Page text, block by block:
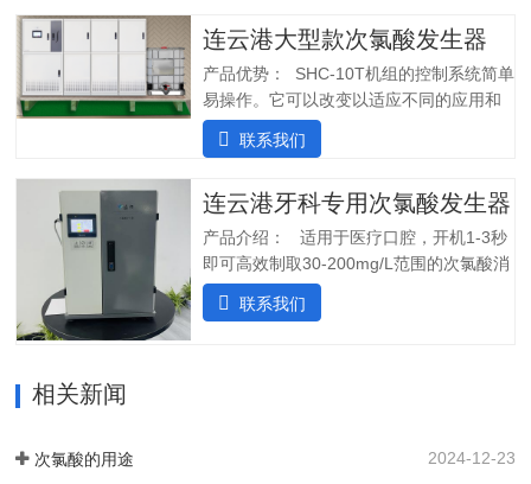
装完毕二、产品特点：1.自主研发：可满
足客户个性化定制需求；2.高度集成系
统：前置水预处理系统搭配RO反渗透系
统，一体化集成;3.PLC控制:在线显示浓
度、ph值、氧化还原电位ORP等指标;4.安
操作简单:操作界面简单清晰，无需培训；
守，远程操作，实时显示；三、产品使用
场景：…
连云港大型款次氯酸发生器
产品优势： SHC-10T机组的控制系统简单
易操作。它可以改变以适应不同的应用和
条件。液压部分安装了一个流量控制器，
用于在供水中断时关闭SHINE装置，并在
确保在任何给定时间提供所需的剂量。外
壳由非腐蚀性材料制成。管子和连接器采
用进口氟胶管，对腐蚀性溶液具有很强的
抵抗力。所有输入和输出连接器都位于外
壳的侧面，以便方便地放置设备。带有电
联系我们
连云港牙科专用次氯酸发生器
产品介绍： 适用于医疗口腔，开机1-3秒
即可高效制取30-200mg/L范围的次氯酸消
毒水；使用口腔水路消毒一体机生成的微
酸性电解次氯酸水，作为口腔治疗台的牙
联系我们
相关新闻
次氯酸的用途 2024-12-23